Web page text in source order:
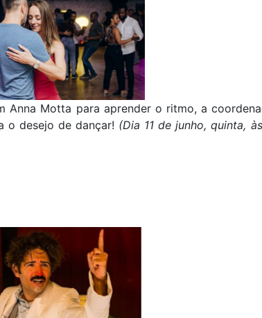
Anna Motta para aprender o ritmo, a
o desejo de dançar! (Dia 11 de junho, quinta,